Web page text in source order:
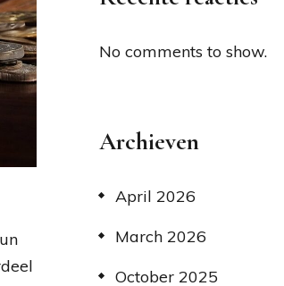
No comments to show.
Archieven
April 2026
March 2026
October 2025